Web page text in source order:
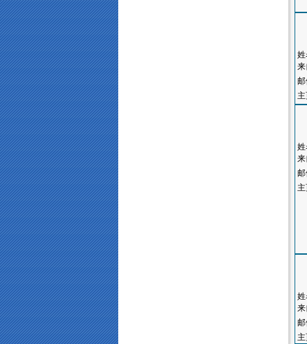
姓
来
邮
主
姓
来
邮
主
姓
来
邮
主